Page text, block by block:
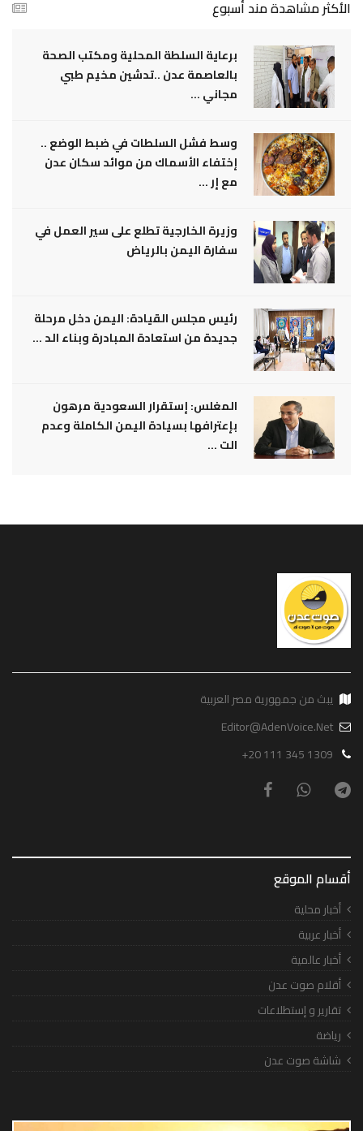
الأكثر مشاهدة مند أسبوع
برعاية السلطة المحلية ومكتب الصحة
بالعاصمة عدن ..تدشين مخيم طبي
مجاني ...
وسط فشل السلطات في ضبط الوضع ..
إختفاء الأسماك من موائد سكان عدن
مع إر ...
وزيرة الخارجية تطلع على سير العمل في
سفارة اليمن بالرياض
رئيس مجلس القيادة: اليمن دخل مرحلة
جديدة من استعادة المبادرة وبناء الد ...
المغلس: إستقرار السعودية مرهون
بإعترافها بسيادة اليمن الكاملة وعدم
الت ...
يبث من جمهورية مصر العربية
Editor@AdenVoice.Net
+20 111 345 1309
أقسام الموقع
أخبار محلية
أخبار عربية
أخبار عالمية
أقلام صوت عدن
تقارير و إستطلاعات
رياضة
شاشة صوت عدن